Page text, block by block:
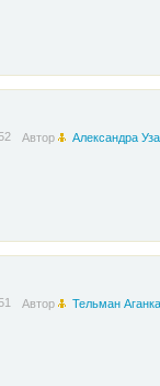
Автор Александра Уза
Автор Тельман Аганка